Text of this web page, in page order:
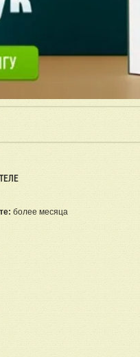
более месяца